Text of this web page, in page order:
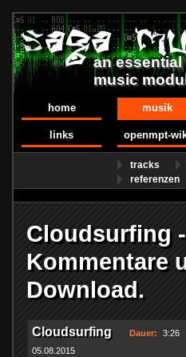
an
music
home musik
links openmpt-
tracks
referenzen
Cloudsurfing -
Kommentare
Download.
Cloudsurfing Dauer: 3:26
05.08.2015